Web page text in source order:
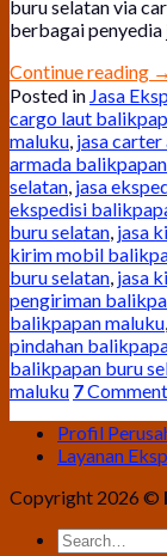
buru selatan via
berbagai penyedia
Continue reading →
Posted in Jasa
cargo laut
maluku, jasa
armada
selatan, jasa
ekspedisi
buru selatan, jasa
kirim mobil
buru selatan, jasa
pengiriman
balikpapan maluku,
pindahan
balikpapan buru
maluku 7
Profil
Layanan
Copyright 2026 ©